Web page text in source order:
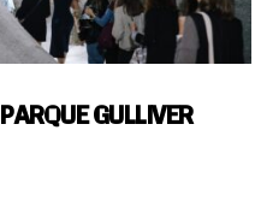
PARQUE GULLIVER